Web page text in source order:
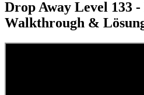
Drop Away Level 133
Walkthrough &